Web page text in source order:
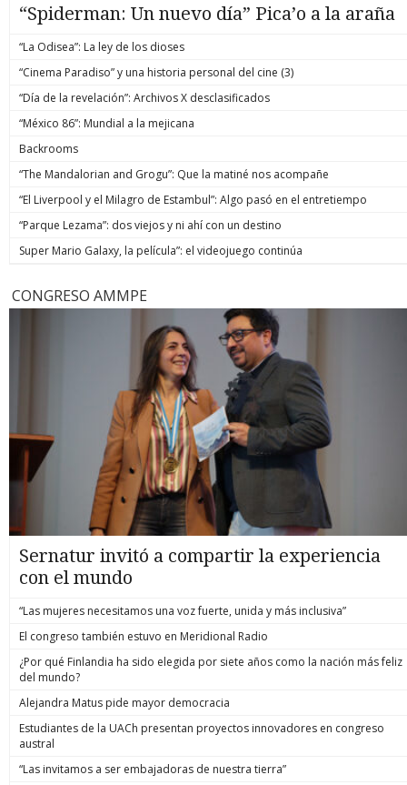
“Spiderman: Un nuevo día” Pica’o a la araña
“La Odisea”: La ley de los dioses
“Cinema Paradiso” y una historia personal del cine (3)
“Día de la revelación”: Archivos X desclasificados
“México 86”: Mundial a la mejicana
Backrooms
“The Mandalorian and Grogu”: Que la matiné nos acompañe
“El Liverpool y el Milagro de Estambul”: Algo pasó en el entretiempo
“Parque Lezama”: dos viejos y ni ahí con un destino
Super Mario Galaxy, la película”: el videojuego continúa
CONGRESO AMMPE
Sernatur invitó a compartir la experiencia
con el mundo
“Las mujeres necesitamos una voz fuerte, unida y más inclusiva”
El congreso también estuvo en Meridional Radio
¿Por qué Finlandia ha sido elegida por siete años como la nación más feliz
del mundo?
Alejandra Matus pide mayor democracia
Estudiantes de la UACh presentan proyectos innovadores en congreso
austral
“Las invitamos a ser embajadoras de nuestra tierra”